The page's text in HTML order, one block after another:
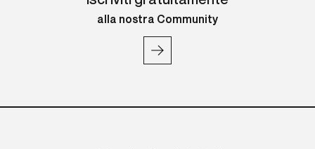
alla nostra Community